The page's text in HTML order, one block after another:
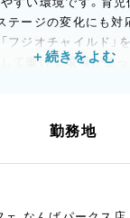
テージの変化にも対
フジオチャイルド」
て働ける環境が整
勤務地